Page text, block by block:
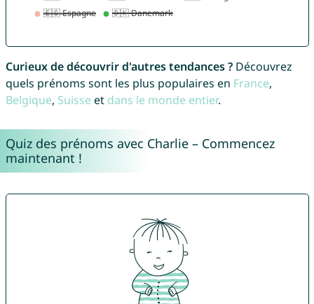
Curieux de découvrir d'autres tendances ?Découvrez
quels prénoms sont les plus populaires en France,
Belgique, Suisse et dans le monde entier.
Quiz des prénoms avec Charlie – Commencez
maintenant !